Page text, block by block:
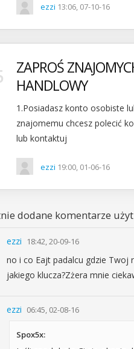
ezzi 13:06, 07-10-16
ZAPROŚ
HANDLOWY
1.Posiadasz konto osobiste
znajomemu chcesz polecić
lub kontaktuj
ezzi 19:00, 01-06-16
dodane komentarze
ezzi 18:42, 20-09-16
no i co Eajt padalcu gdzie Twoj
jakiego klucza?Zżera mnie
ezzi 06:45, 02-08-16
Spox5x: